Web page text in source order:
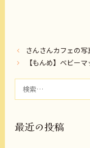
さんさんカフェの写
【もんめ】ベビー
最近の投稿